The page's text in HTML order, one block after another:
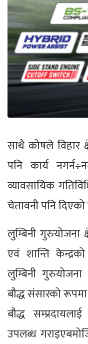
साथै कोषले विहार
पनि कार्य
व्यावसायिक
चेतावनी पनि
लुम्बिनी गुरुयोजना
एवं शान्ति
लुम्बिनी गुरुयोजना
बौद्ध संसारको रूपमा
बौद्ध
उपलब्ध